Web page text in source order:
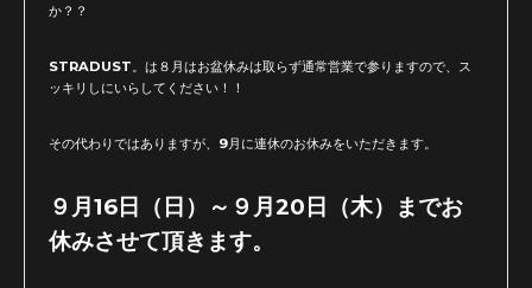
か？？
STRADUST。は８月はお盆休みは取らず通常営業で参りますので、ス
ッキリしにいらしてください！！
その代わりではありますが、9月に連休のお休みをいただきます。
９月16日（日）～９月20日（木）までお
休みさせて頂きます。